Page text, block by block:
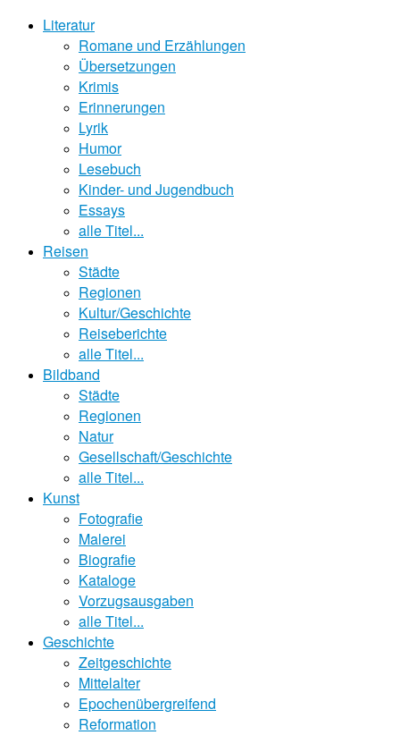
Literatur
Romane und Erzählungen
Übersetzungen
Krimis
Erinnerungen
Lyrik
Humor
Lesebuch
Kinder- und Jugendbuch
Essays
alle Titel...
Reisen
Städte
Regionen
Kultur/Geschichte
Reiseberichte
alle Titel...
Bildband
Städte
Regionen
Natur
Gesellschaft/Geschichte
alle Titel...
Kunst
Fotografie
Malerei
Biografie
Kataloge
Vorzugsausgaben
alle Titel...
Geschichte
Zeitgeschichte
Mittelalter
Epochenübergreifend
Reformation